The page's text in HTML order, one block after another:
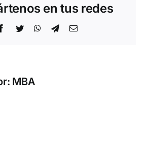
en tus redes
Facebook
Twitter WhatsApp
TelegramCorreo
MBA